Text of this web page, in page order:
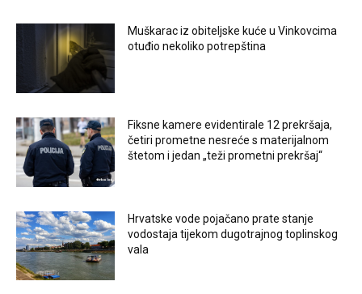
Muškarac iz obiteljske kuće u Vinkovcima
otuđio nekoliko potrepština
Fiksne kamere evidentirale 12 prekršaja,
četiri prometne nesreće s materijalnom
štetom i jedan „teži prometni prekršaj“
Hrvatske vode pojačano prate stanje
vodostaja tijekom dugotrajnog toplinskog
vala